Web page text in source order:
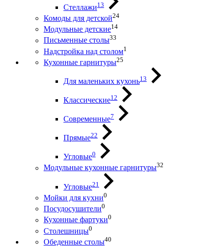
Стеллажи13
Комоды для детской24
Модульные детские14
Письменные столы33
Надстройка над столом1
Кухонные гарнитуры25
Для маленьких кухонь13
Классические12
Современные7
Прямые22
Угловые0
Модульные кухонные гарнитуры32
Угловые21
Мойки для кухни0
Посудосушители0
Кухонные фартуки0
Столешницы0
Обеденные столы40